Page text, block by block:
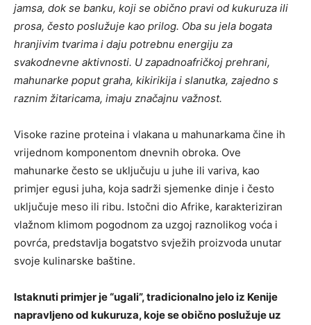
jamsa, dok se banku, koji se obično pravi od kukuruza ili
prosa, često poslužuje kao prilog. Oba su jela bogata
hranjivim tvarima i daju potrebnu energiju za
svakodnevne aktivnosti. U zapadnoafričkoj prehrani,
mahunarke poput graha, kikirikija i slanutka, zajedno s
raznim žitaricama, imaju značajnu važnost.
Visoke razine proteina i vlakana u mahunarkama čine ih
vrijednom komponentom dnevnih obroka. Ove
mahunarke često se uključuju u juhe ili variva, kao
primjer egusi juha, koja sadrži sjemenke dinje i često
uključuje meso ili ribu. Istočni dio Afrike, karakteriziran
vlažnom klimom pogodnom za uzgoj raznolikog voća i
povrća, predstavlja bogatstvo svježih proizvoda unutar
svoje kulinarske baštine.
Istaknuti primjer je “ugali”, tradicionalno jelo iz Kenije
napravljeno od kukuruza, koje se obično poslužuje uz